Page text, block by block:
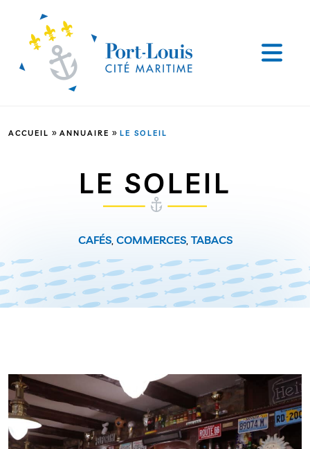
ACCUEIL » ANNUAIRE » LE SOLEIL
LE SOLEIL
CAFÉS, COMMERCES,TABACS